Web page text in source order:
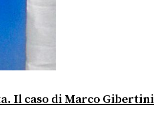
Il caso di Marco Gibertini